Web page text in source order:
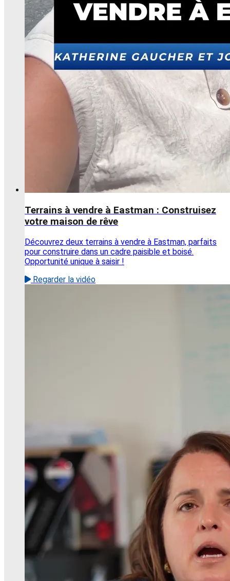
Terrains à vendre à Eastman : Construisez
votre maison de rêve
Découvrez deux terrains à vendre à Eastman, parfaits
pour construire dans un cadre paisible et boisé.
Opportunité unique à saisir !
Regarder la vidéo